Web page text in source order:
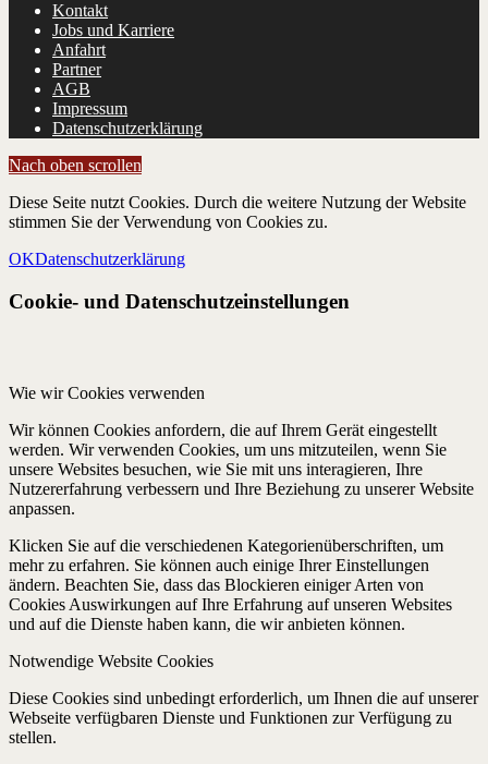
Kontakt
Jobs und Karriere
Anfahrt
Partner
AGB
Impressum
Datenschutzerklärung
Nach oben scrollen
Diese Seite nutzt Cookies. Durch die weitere Nutzung der Website
stimmen Sie der Verwendung von Cookies zu.
OKDatenschutzerklärung
Cookie- und Datenschutzeinstellungen
Wie wir Cookies verwenden
Wir können Cookies anfordern, die auf Ihrem Gerät eingestellt
werden. Wir verwenden Cookies, um uns mitzuteilen, wenn Sie
unsere Websites besuchen, wie Sie mit uns interagieren, Ihre
Nutzererfahrung verbessern und Ihre Beziehung zu unserer Website
anpassen.
Klicken Sie auf die verschiedenen Kategorienüberschriften, um
mehr zu erfahren. Sie können auch einige Ihrer Einstellungen
ändern. Beachten Sie, dass das Blockieren einiger Arten von
Cookies Auswirkungen auf Ihre Erfahrung auf unseren Websites
und auf die Dienste haben kann, die wir anbieten können.
Notwendige Website Cookies
Diese Cookies sind unbedingt erforderlich, um Ihnen die auf unserer
Webseite verfügbaren Dienste und Funktionen zur Verfügung zu
stellen.